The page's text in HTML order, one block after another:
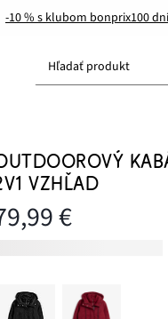
-10 % s klubom bonprix100
Hľadať produkt
VZHĽAD
€